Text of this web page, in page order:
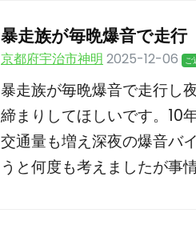
暴走族が毎晩爆音で走行
京都府宇治市神明 2025-12-06 ご
暴走族が毎晩爆音で走行し
締まりしてほしいです。10
交通量も増え深夜の爆音バ
うと何度も考えましたが事